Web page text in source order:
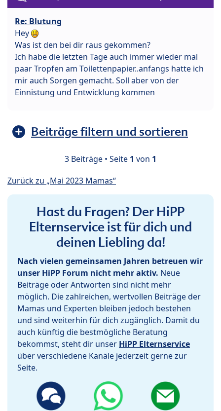
Re: Blutung
Hey
Was ist den bei dir raus gekommen?
Ich habe die letzten Tage auch immer wieder mal
paar Tropfen am Toilettenpapier..anfangs hatte ich
mir auch Sorgen gemacht. Soll aber von der
Einnistung und Entwicklung kommen
Beiträge filtern und sortieren
3 Beiträge • Seite 1 von 1
Zurück zu „Mai 2023 Mamas“
Hast du Fragen? Der HiPP
Elternservice ist für dich und
deinen Liebling da!
Nach vielen gemeinsamen Jahren betreuen wir
unser HiPP Forum nicht mehr aktiv. Neue
Beiträge oder Antworten sind nicht mehr
möglich. Die zahlreichen, wertvollen Beiträge der
Mamas und Experten bleiben jedoch bestehen
und sind weiterhin für dich zugänglich. Damit du
auch künftig die bestmögliche Beratung
bekommst, steht dir unser HiPP Elternservice
über verschiedene Kanäle jederzeit gerne zur
Seite.